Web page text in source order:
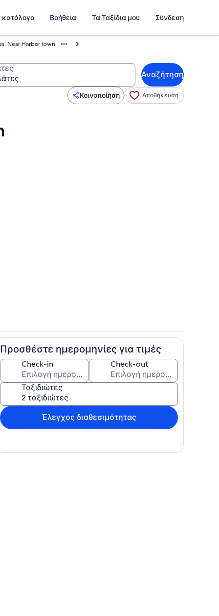
κατάλογο Βοήθεια Τα Ταξίδια μου Σύνδεση
Near Harbor town
Αναζήτηση
Κοινοποίηση Αποθήκευση
Ιδιωτική κουζίνα
Προσθέστε ημερομηνίες για τιμές
Check-in Check-out
Ταξιδιώτες
Έλεγχος διαθεσιμότητας